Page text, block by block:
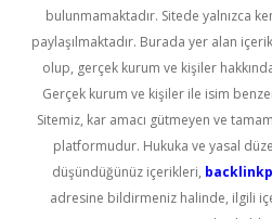
bulunmamaktadır. Sitede yalnızca
paylaşılmaktadır. Burada yer alan
olup, gerçek kurum ve kişiler
Gerçek kurum ve kişiler ile isim
Sitemiz, kar amacı gütmeyen ve
platformudur. Hukuka ve yasal
düşündüğünüz içerikleri,
adresine bildirmeniz halinde, ilgili